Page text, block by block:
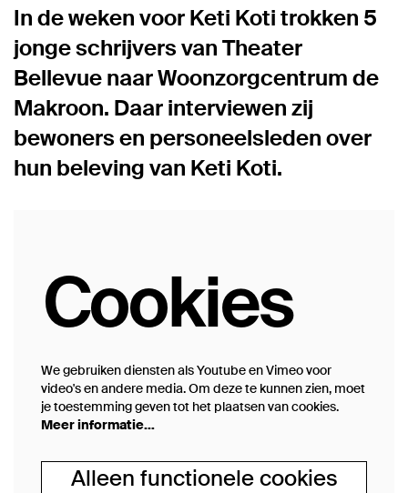
In de weken voor Keti Koti trokken 5
jonge schrijvers van Theater
Bellevue naar Woonzorgcentrum de
Makroon. Daar interviewen zij
bewoners en personeelsleden over
hun beleving van Keti Koti.
Cookies
We gebruiken diensten als Youtube en Vimeo voor
video's en andere media. Om deze te kunnen zien, moet
je toestemming geven tot het plaatsen van cookies.
Meer informatie…
Alleen functionele cookies